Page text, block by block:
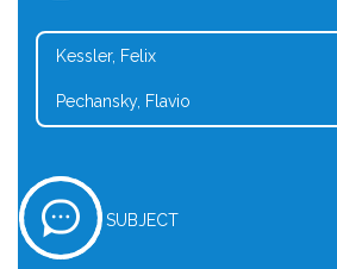
Kessler, Felix
Pechansky, Flavio
SUBJECT